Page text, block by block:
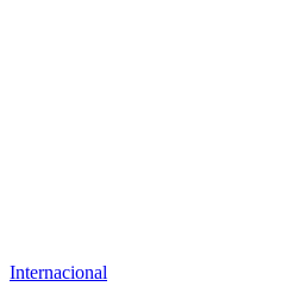
Internacional